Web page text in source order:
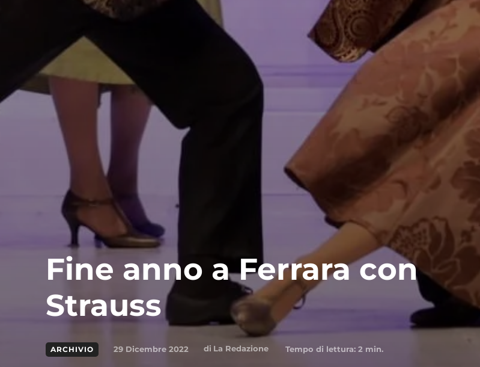
Fine anno a Ferrara con
Strauss
ARCHIVIO 29 Dicembre 2022 di La Redazione Tempo di lettura: 2 min.